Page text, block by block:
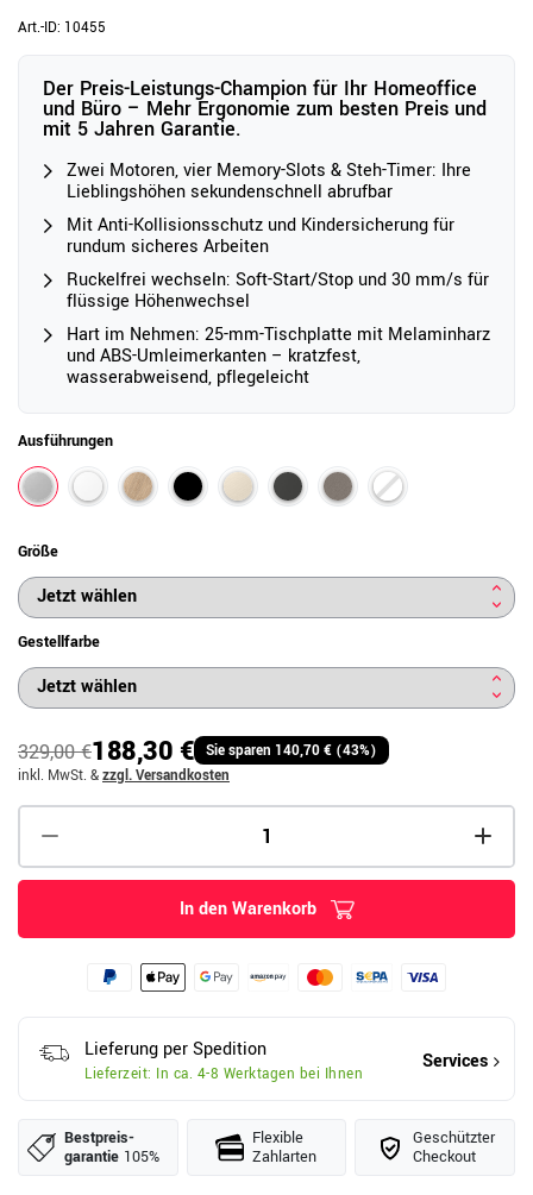
Art.-ID: 10455
Der Preis-Leistungs-Champion für Ihr Homeoffice
und Büro – Mehr Ergonomie zum besten Preis und
mit 5 Jahren Garantie.
Zwei Motoren, vier Memory-Slots & Steh-Timer: Ihre
Lieblingshöhen sekundenschnell abrufbar
Mit Anti-Kollisionsschutz und Kindersicherung für
rundum sicheres Arbeiten
Ruckelfrei wechseln: Soft-Start/Stop und 30 mm/s für
flüssige Höhenwechsel
Hart im Nehmen: 25-mm-Tischplatte mit Melaminharz
und ABS-Umleimerkanten – kratzfest,
wasserabweisend, pflegeleicht
Ausführungen
Größe
Gestellfarbe
329,00 €188,30 € Sie sparen 140,70 € (43%)
inkl. MwSt. &zzgl. Versandkosten
In den Warenkorb
Lieferung per Spedition
Lieferzeit: In ca. 4-8 Werktagen bei Ihnen
Services
Bestpreis­
garantie 105%
Flexible
Zahlarten
Geschützter
Checkout